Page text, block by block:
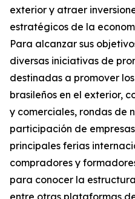
exterior y atraer
estratégicos de la
Para alcanzar sus
diversas iniciativas de
destinadas a promover
brasileños en el exterior,
y comerciales, rondas de
participación de
principales ferias
compradores y
para conocer la